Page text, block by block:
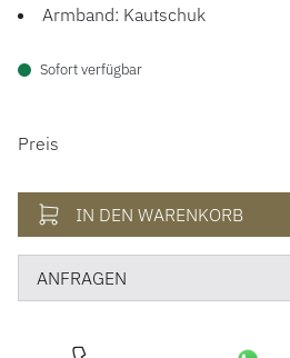
Armband: Kautschuk
Sofort verfügbar
PREISINFORMATIONEN
Preis
IN DEN WARENKORB
ANFRAGEN